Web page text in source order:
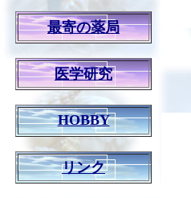
最寄の薬局
医学研究
HOBBY
リンク